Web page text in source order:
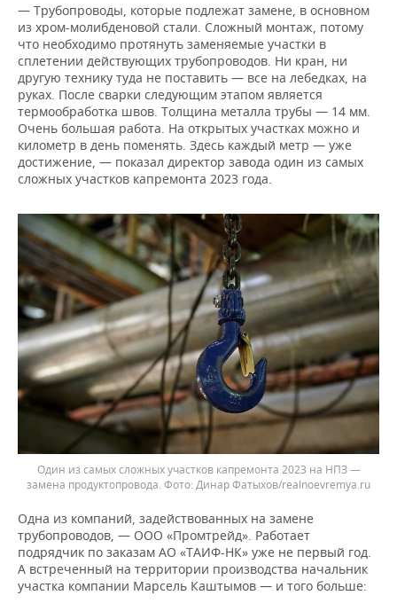
— Трубопроводы, которые подлежат замене, в основном
из хром-молибденовой стали. Сложный монтаж, потому
что необходимо протянуть заменяемые участки в
сплетении действующих трубопроводов. Ни кран, ни
другую технику туда не поставить — все на лебедках, на
руках. После сварки следующим этапом является
термообработка швов. Толщина металла трубы — 14 мм.
Очень большая работа. На открытых участках можно и
километр в день поменять. Здесь каждый метр — уже
достижение, — показал директор завода один из самых
сложных участков капремонта 2023 года.
Один из самых сложных участков капремонта 2023 на НПЗ —
замена продуктопровода.
Динар Фатыхов/realnoevremya.ru
Одна из компаний, задействованных на замене
трубопроводов, — ООО «Промтрейд». Работает
подрядчик по заказам АО «ТАИФ-НК» уже не первый год.
А встреченный на территории производства начальник
участка компании Марсель Каштымов — и того больше: